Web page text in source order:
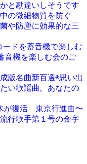
と勘違いしそうです
の微細物質を防ぐ
や防塵に効果的な三
ドを蓄音機で楽しむ
音機を楽しむ会のご
版名曲新百選◉思い出
い歌謡曲。あなたの
が復活 東京行進曲〜
行歌手第１号の金字